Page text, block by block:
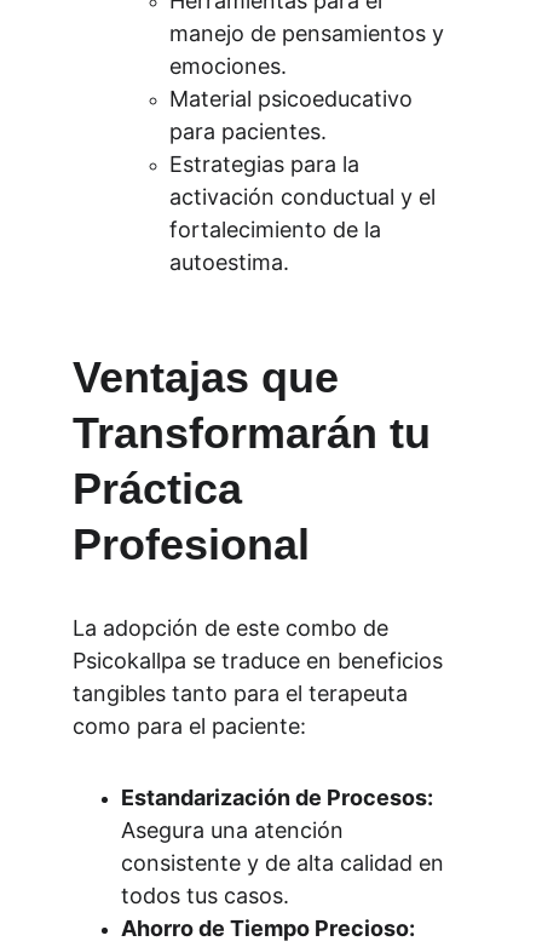
manejo de pensamientos y
emociones.
Material psicoeducativo
para pacientes.
Estrategias para la
activación conductual y el
fortalecimiento de la
autoestima.
Ventajas que
Transformarán tu
Práctica
Profesional
La adopción de este combo de
Psicokallpa se traduce en beneficios
tangibles tanto para el terapeuta
como para el paciente:
Estandarización de Procesos:
Asegura una atención
consistente y de alta calidad en
todos tus casos.
Ahorro de Tiempo Precioso: